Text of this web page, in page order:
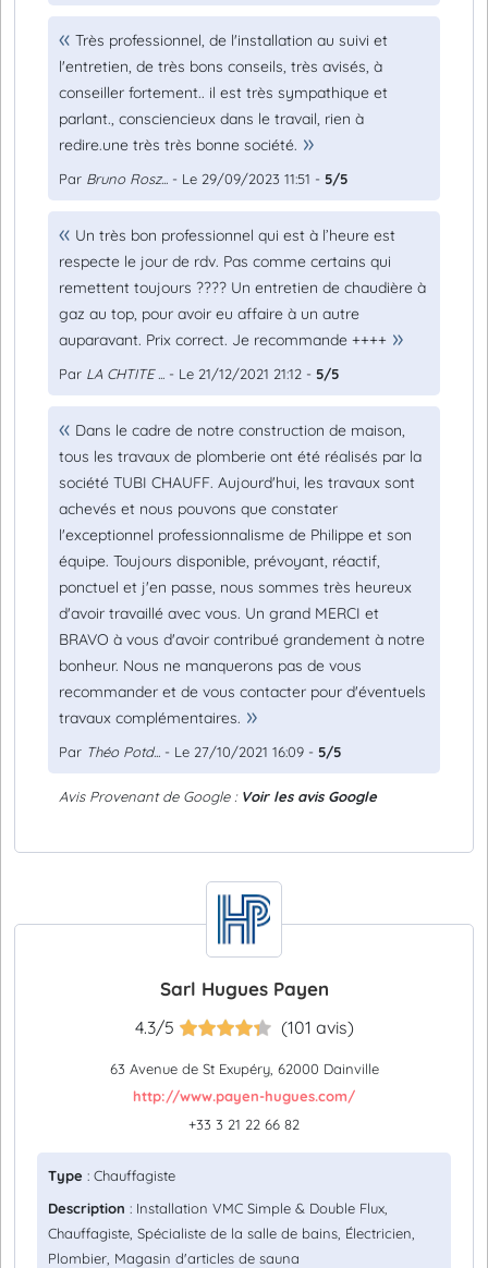
Très professionnel, de l'installation au suivi et
l'entretien, de très bons conseils, très avisés, à
conseiller fortement.. il est très sympathique et
parlant., consciencieux dans le travail, rien à
redire.une très très bonne société.
Par Bruno Rosz... - Le 29/09/2023 11:51 - 5/5
Un très bon professionnel qui est à l’heure est
respecte le jour de rdv. Pas comme certains qui
remettent toujours ???? Un entretien de chaudière à
gaz au top, pour avoir eu affaire à un autre
auparavant. Prix correct. Je recommande ++++
Par LA CHTITE ... - Le 21/12/2021 21:12 - 5/5
Dans le cadre de notre construction de maison,
tous les travaux de plomberie ont été réalisés par la
société TUBI CHAUFF. Aujourd'hui, les travaux sont
achevés et nous pouvons que constater
l'exceptionnel professionnalisme de Philippe et son
équipe. Toujours disponible, prévoyant, réactif,
ponctuel et j'en passe, nous sommes très heureux
d'avoir travaillé avec vous. Un grand MERCI et
BRAVO à vous d'avoir contribué grandement à notre
bonheur. Nous ne manquerons pas de vous
recommander et de vous contacter pour d'éventuels
travaux complémentaires.
Par Théo Potd... - Le 27/10/2021 16:09 - 5/5
Avis Provenant de Google : Voir les avis Google
Sarl Hugues Payen
4.3/5 (101 avis)
63 Avenue de St Exupéry, 62000 Dainville
http://www.payen-hugues.com/
+33 3 21 22 66 82
Type : Chauffagiste
Description : Installation VMC Simple & Double Flux,
Chauffagiste, Spécialiste de la salle de bains, Électricien,
Plombier, Magasin d'articles de sauna